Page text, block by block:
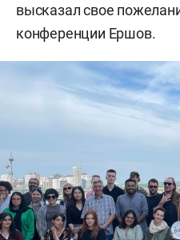
высказал свое
конференции Ершов.